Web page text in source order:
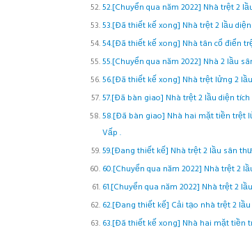
52.[Chuyển qua năm 2022] Nhà trệt 2
53.[Đã thiết kế xong] Nhà trệt 2 lầu
54.[Đã thiết kế xong] Nhà tân cổ điển
55.[Chuyển qua năm 2022] Nhà 2 lầu
56.[Đã thiết kế xong] Nhà trệt lửng 2
57.[Đã bàn giao] Nhà trệt 2 lầu diện tích
58.[Đã bàn giao] Nhà hai mặt tiền trệt
Vấp .
59.[Đang thiết kế] Nhà trệt 2 lầu sân
60.[Chuyển qua năm 2022] Nhà trệt 2
61.[Chuyển qua năm 2022] Nhà trệt 2
62.[Đang thiết kế] Cải tạo nhà trệt 2
63.[Đã thiết kế xong] Nhà hai mặt tiền